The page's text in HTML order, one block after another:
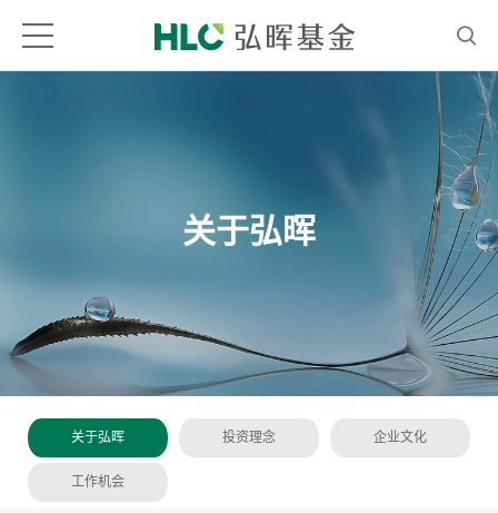
关于弘晖
关于弘晖 投资理念 企业文化
工作机会